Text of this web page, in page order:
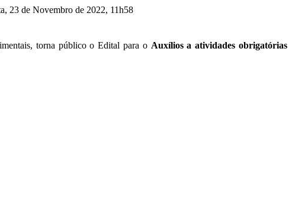
23 de Novembro de 2022, 11h58
torna público o Edital para o Auxílios a atividades obrigatórias